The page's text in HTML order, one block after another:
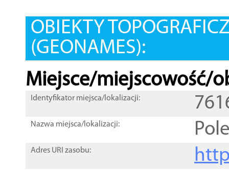
OBIEKTY
(GEONAMES):
Miejsce/miejscowość/
Identyfikator miejsca/lokalizacji:
Nazwa miejsca/lokalizacji:
Adres URI zasobu: